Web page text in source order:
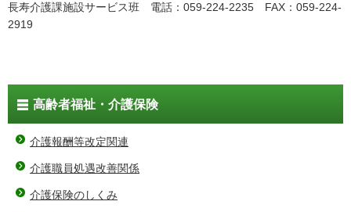
長寿介護課施設サービス班 電話：059-224-2235 FAX：059-224-
2919
高齢者福祉・介護保険
介護報酬等改定関連
介護職員処遇改善関係
介護保険のしくみ